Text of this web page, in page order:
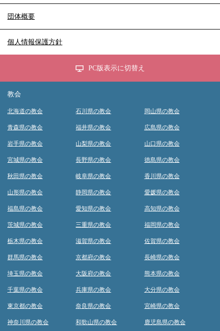
団体概要
個人情報保護方針
PC版表示に切替え
教会
北海道の教会
青森県の教会
岩手県の教会
宮城県の教会
秋田県の教会
山形県の教会
福島県の教会
茨城県の教会
栃木県の教会
群馬県の教会
埼玉県の教会
千葉県の教会
東京都の教会
神奈川県の教会
石川県の教会
福井県の教会
山梨県の教会
長野県の教会
岐阜県の教会
静岡県の教会
愛知県の教会
三重県の教会
滋賀県の教会
京都府の教会
大阪府の教会
兵庫県の教会
奈良県の教会
和歌山県の教会
岡山県の教会
広島県の教会
山口県の教会
徳島県の教会
香川県の教会
愛媛県の教会
高知県の教会
福岡県の教会
佐賀県の教会
長崎県の教会
熊本県の教会
大分県の教会
宮崎県の教会
鹿児島県の教会